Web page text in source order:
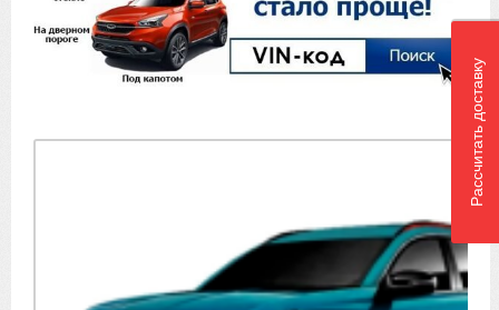
Рассчитать доставку